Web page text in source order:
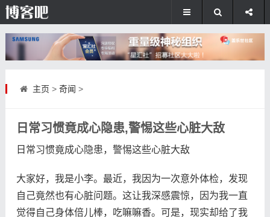
主页 > 奇闻 >
日常习惯竟成心隐患,警惕这些心脏大敌
日常习惯竟成心隐患，警惕这些心脏大敌
大家好，我是小李。最近，我因为一次意外体检，发现
自己竟然也有心脏问题。这让我深感震惊，因为我一直
觉得自己身体倍儿棒，吃嘛嘛香。可是，现实却给了我